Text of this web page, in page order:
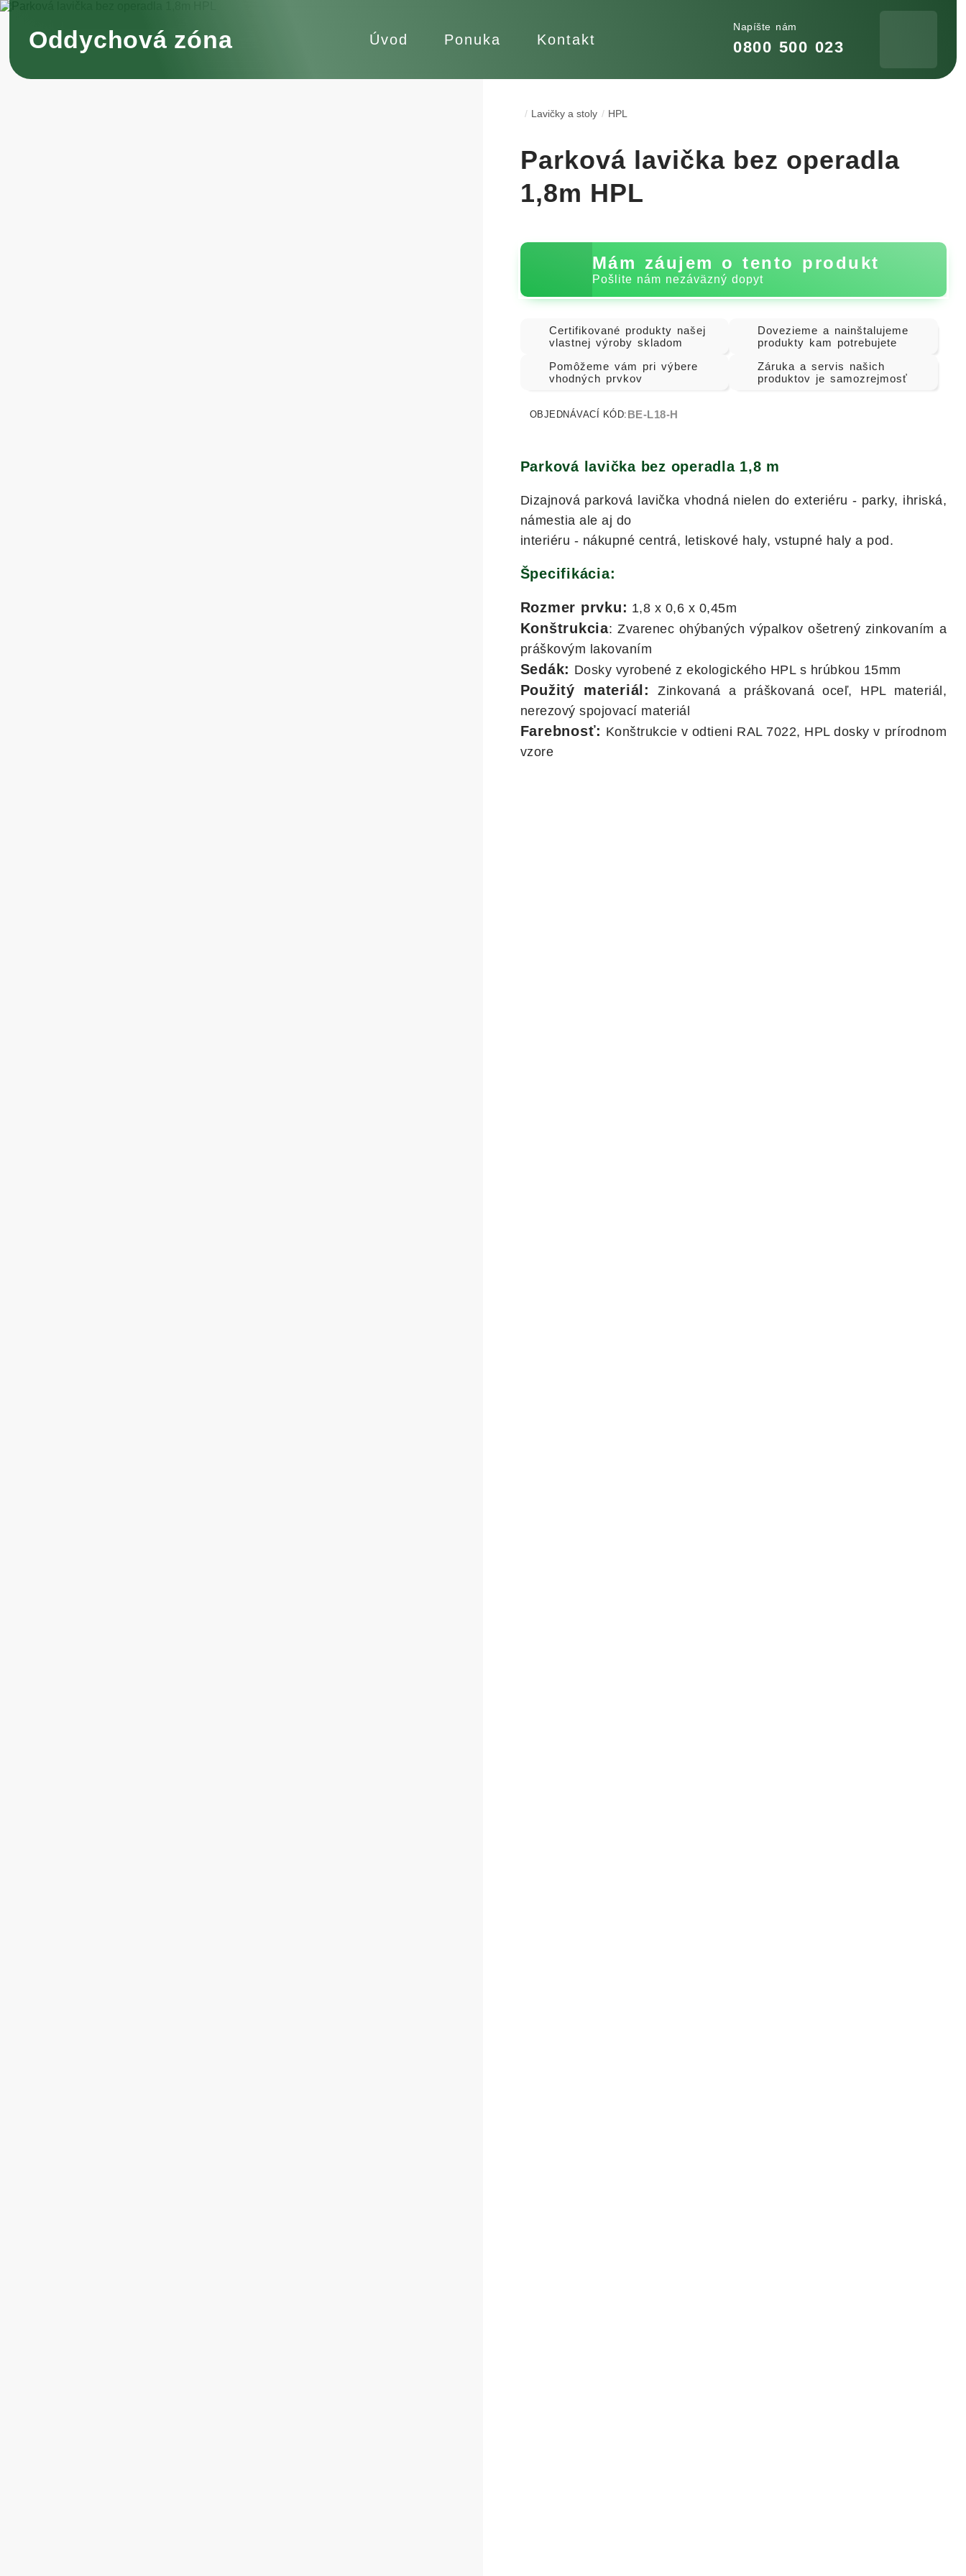
Oddychová zóna Napíšte nám
0800 500 023
Úvod Ponuka Kontakt
Lavičky a stoly HPL
Parková lavička bez operadla
1,8m HPL
Mám záujem o tento produkt
Pošlite nám nezáväzný dopyt
Certifikované produkty našej
vlastnej výroby skladom
Dovezieme a nainštalujeme
produkty kam potrebujete
Pomôžeme vám pri výbere
vhodných prvkov
Záruka a servis našich
produktov je samozrejmosť
OBJEDNÁVACÍ KÓD: BE-L18-H
Parková lavička bez operadla 1,8 m
Dizajnová parková lavička vhodná nielen do exteriéru - parky, ihriská,
námestia ale aj do
interiéru - nákupné centrá, letiskové haly, vstupné haly a pod.
Špecifikácia:
Rozmer prvku: 1,8 x 0,6 x 0,45m
Konštrukcia: Zvarenec ohýbaných výpalkov ošetrený zinkovaním a
práškovým lakovaním
Sedák: Dosky vyrobené z ekologického HPL s hrúbkou 15mm
Použitý materiál:
Zinkovaná a práškovaná oceľ, HPL materiál,
nerezový spojovací materiál
Farebnosť: Konštrukcie v odtieni RAL 7022, HPL dosky v prírodnom
vzore